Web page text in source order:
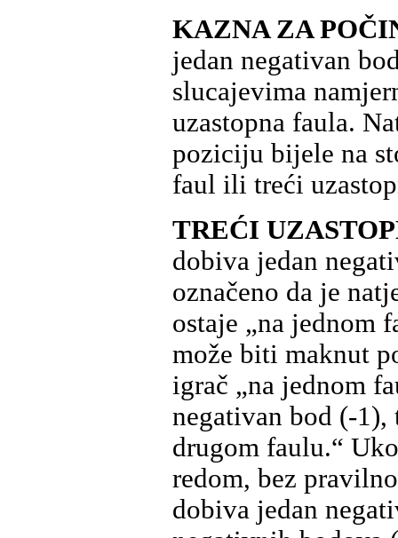
KAZNA ZA
jedan negativan
slucajevima
uzastopna faula.
poziciju bijele na
faul ili treći
TREĆI
dobiva jedan
označeno da je
ostaje „na jednom
može biti maknut
igrač „na jednom
negativan bod (-1),
drugom faulu.“
redom, bez
dobiva jedan